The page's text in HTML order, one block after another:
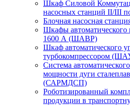
Шкаф Силовой
насосных станций II/III
Блочная насосная
Шкафы автоматического
1600 А (ШАВР)
Шкаф автоматического
турбокомпрессором
Система
мощности дуги
(САРМДСП)
Роботизированный
продукции в